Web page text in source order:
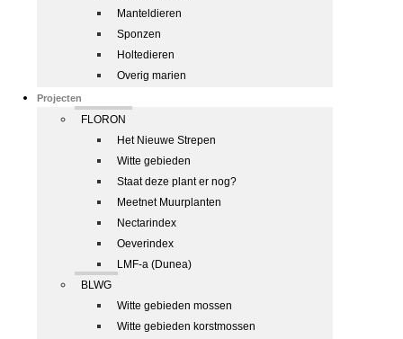
Manteldieren
Sponzen
Holtedieren
Overig marien
Projecten
FLORON
Het Nieuwe Strepen
Witte gebieden
Staat deze plant er nog?
Meetnet Muurplanten
Nectarindex
Oeverindex
LMF-a (Dunea)
BLWG
Witte gebieden mossen
Witte gebieden korstmossen